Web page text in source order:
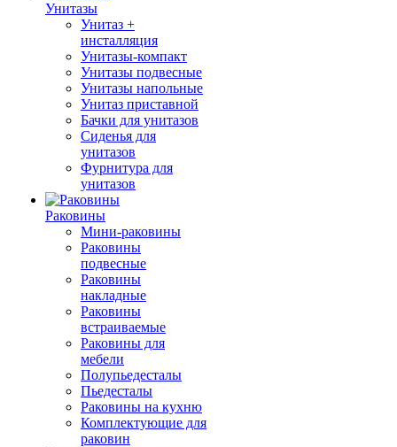
Унитазы
Унитаз +
инсталляция
Унитазы-компакт
Унитазы подвесные
Унитазы напольные
Унитаз приставной
Бачки для унитазов
Сиденья для
унитазов
Фурнитура для
унитазов
Раковины
Мини-раковины
Раковины
подвесные
Раковины
накладные
Раковины
встраиваемые
Раковины для
мебели
Полупьедесталы
Пьедесталы
Раковины на кухню
Комплектующие для
раковин